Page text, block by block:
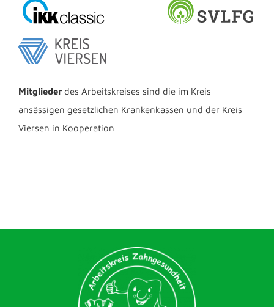
Mitgliederdes Arbeitskreises sind die im Kreis
ansässigen gesetzlichen Krankenkassen und der Kreis
Viersen in Kooperation